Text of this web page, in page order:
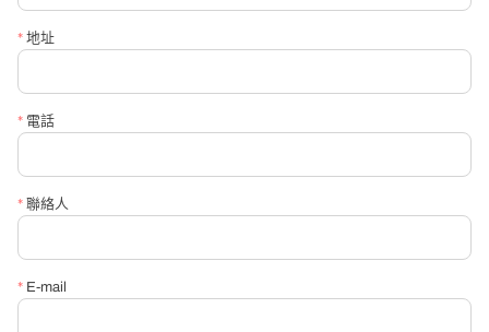
*請必填詢問內容
* 地址
* 電話
* 聯絡人
* E-mail